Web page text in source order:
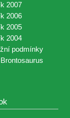
2007
2006
2005
2004
podmínky